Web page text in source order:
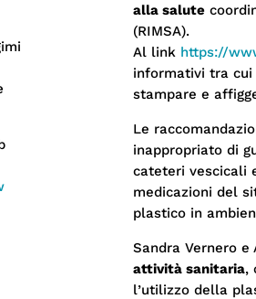
alla salute
(RIMSA).
Al link https://
informativi tra cui
stampare e
Le
inappropriato di
cateteri vescicali
medicazioni del
plastico in
Sandra Vernero
attività sanitaria,
l’utilizzo della